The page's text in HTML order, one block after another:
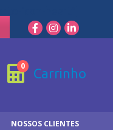
0 Carrinho
NOSSOS CLIENTES